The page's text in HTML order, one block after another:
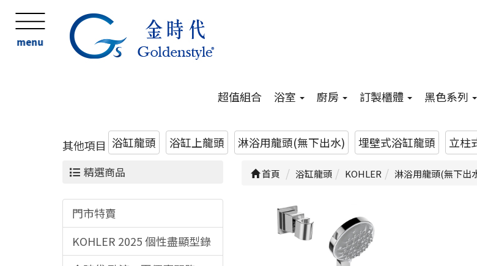
menu
超值組合 浴室 廚房 訂製櫃體 黑色系列
其他項目 浴缸龍頭 浴缸上龍頭 淋浴用龍頭(無下出水) 埋壁式浴缸龍頭 立柱
精選商品
門市特賣
KOHLER 2025 個性盡顯型錄
首頁 浴缸龍頭 KOHLER 淋浴用龍頭(無下出